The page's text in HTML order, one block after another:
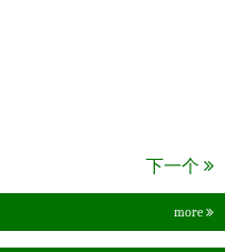
下一个
more